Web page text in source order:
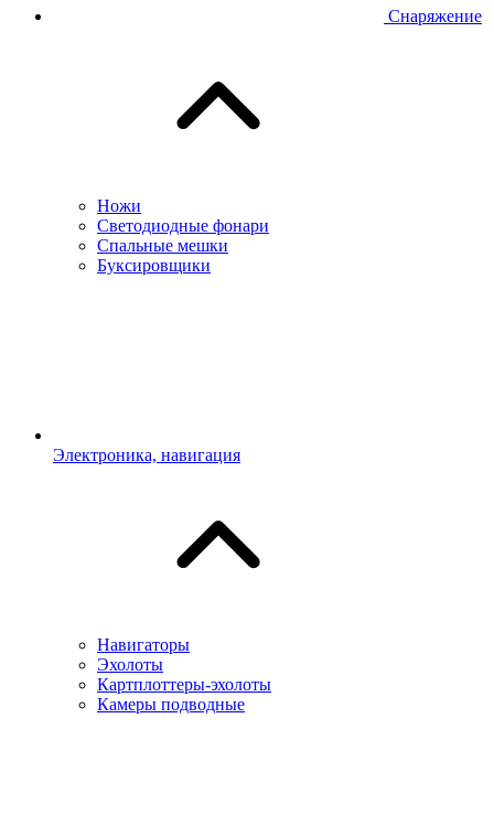
Снаряжение
Ножи
Светодиодные фонари
Спальные мешки
Буксировщики
Электроника, навигация
Навигаторы
Эхолоты
Картплоттеры-эхолоты
Камеры подводные